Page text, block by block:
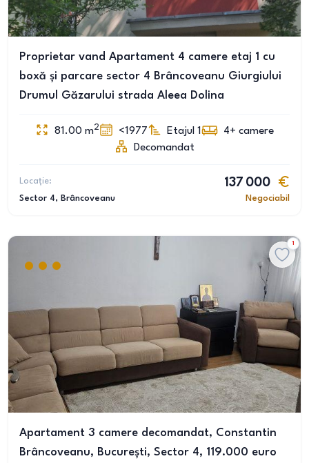
Proprietar vand Apartament 4 camere etaj 1 cu
boxă și parcare sector 4 Brâncoveanu Giurgiului
Drumul Găzarului strada Aleea Dolina
81.00 m2 <1977 Etajul 1 4+ camere
Decomandat
Locație:
Sector 4, Brâncoveanu
137 000
Negociabil
1
Apartament 3 camere decomandat, Constantin
Brâncoveanu, București, Sector 4, 119.000 euro